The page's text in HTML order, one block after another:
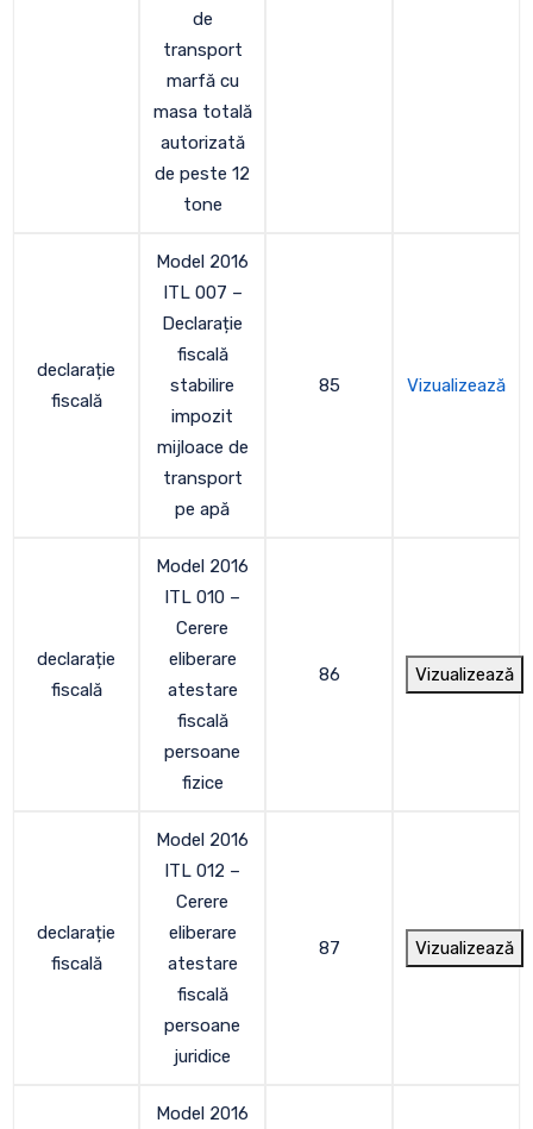
de
transport
marfă cu
masa totală
autorizată
de peste 12
tone
declarație
fiscală
Model 2016
ITL 007 –
Declarație
fiscală
stabilire
impozit
mijloace de
transport
pe apă
85 Vizualizează
declarație
fiscală
Model 2016
ITL 010 –
Cerere
eliberare
atestare
fiscală
persoane
fizice
86 Vizualizează
declarație
fiscală
Model 2016
ITL 012 –
Cerere
eliberare
atestare
fiscală
persoane
juridice
87 Vizualizează
Model 2016